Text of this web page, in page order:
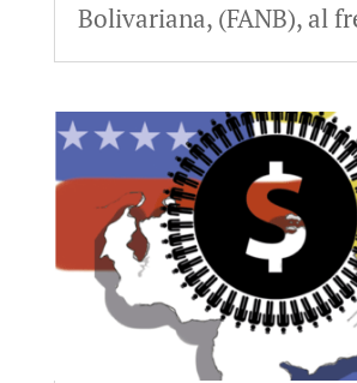
Bolivariana, (FANB), al